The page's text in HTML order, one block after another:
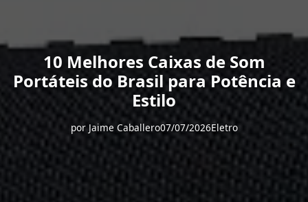
10 Melhores Caixas de Som
Portáteis do Brasil para Potência e
Estilo
por Jaime Caballero07/07/2026Eletro